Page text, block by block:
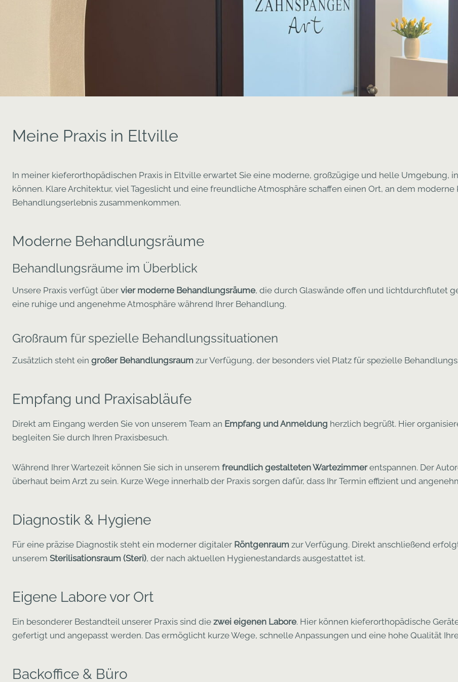
Meine Praxis in Eltville
In meiner kieferorthopädischen Praxis in Eltville erwartet Sie eine moderne, großzügige und helle Umgebung,
können. Klare Architektur, viel Tageslicht und eine freundliche Atmosphäre schaffen einen Ort, an dem
Behandlungserlebnis zusammenkommen.
Moderne Behandlungsräume
Behandlungsräume im Überblick
Unsere Praxis verfügt über vier moderne Behandlungsräume, die durch Glaswände offen und lichtdurchflutet
eine ruhige und angenehme Atmosphäre während Ihrer Behandlung.
Großraum für spezielle Behandlungssituationen
Zusätzlich steht ein großer Behandlungsraum zur Verfügung, der besonders viel Platz für spezielle
Empfang und Praxisabläufe
Direkt am Eingang werden Sie von unserem Team an Empfang und Anmeldung herzlich begrüßt. Hier
begleiten Sie durch Ihren Praxisbesuch.
Während Ihrer Wartezeit können Sie sich in unserem freundlich gestalteten Wartezimmerentspannen. Der
überhaut beim Arzt zu sein. Kurze Wege innerhalb der Praxis sorgen dafür, dass Ihr Termin effizient und
Diagnostik & Hygiene
Für eine präzise Diagnostik steht ein moderner digitaler Röntgenraum zur Verfügung. Direkt anschließend
unserem Sterilisationsraum (Steri), der nach aktuellen Hygienestandards ausgestattet ist.
Eigene Labore vor Ort
Ein besonderer Bestandteil unserer Praxis sind die zwei eigenen Labore. Hier können kieferorthopädische
gefertigt und angepasst werden. Das ermöglicht kurze Wege, schnelle Anpassungen und eine hohe Qualität
Backoffice & Büro